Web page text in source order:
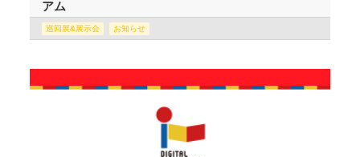
アム
巡回展&展示会 お知らせ